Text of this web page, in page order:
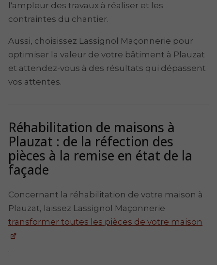
l'ampleur des travaux à réaliser et les
contraintes du chantier.
Aussi, choisissez Lassignol Maçonnerie pour
optimiser la valeur de votre bâtiment à Plauzat
et attendez-vous à des résultats qui dépassent
vos attentes.
Réhabilitation de maisons à
Plauzat : de la réfection des
pièces à la remise en état de la
façade
Concernant la réhabilitation de votre maison à
Plauzat, laissez Lassignol Maçonnerie
transformer toutes les pièces de votre maison
.